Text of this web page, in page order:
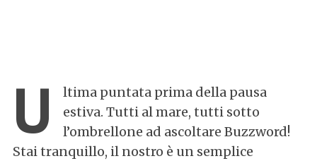
U
ltima puntata prima della pausa
estiva. Tutti al mare, tutti sotto
l’ombrellone ad ascoltare Buzzword!
Stai tranquillo, il nostro è un semplice